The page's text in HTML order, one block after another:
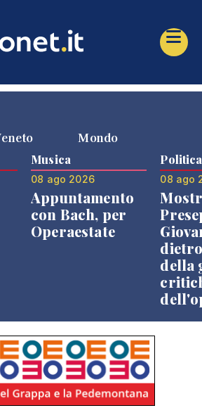
Mondo
Musica
08 ago 2026
Appuntamento
con Bach, per
Operaestate
Politica
08 ago
della